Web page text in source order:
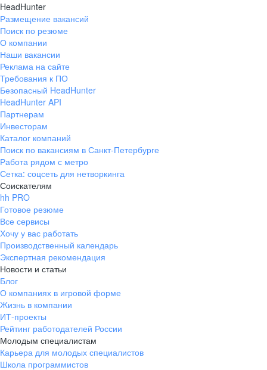
HeadHunter
Размещение вакансий
Поиск по резюме
О компании
Наши вакансии
Реклама на сайте
Требования к ПО
Безопасный HeadHunter
HeadHunter API
Партнерам
Инвесторам
Каталог компаний
Поиск по вакансиям в Санкт-Петербурге
Работа рядом с метро
Сетка: соцсеть для нетворкинга
Соискателям
hh PRO
Готовое резюме
Все сервисы
Хочу у вас работать
Производственный календарь
Экспертная рекомендация
Новости и статьи
Блог
О компаниях в игровой форме
Жизнь в компании
ИТ-проекты
Рейтинг работодателей России
Молодым специалистам
Карьера для молодых специалистов
Школа программистов